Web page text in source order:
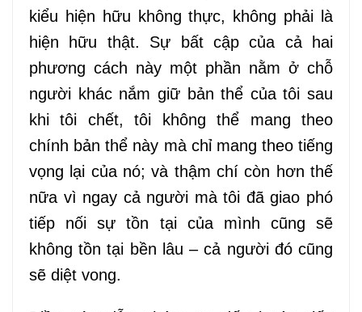
kiểu hiện hữu không thực, không phải là
hiện hữu thật. Sự bất cập của cả hai
phương cách này một phần nằm ở chỗ
người khác nắm giữ bản thể của tôi sau
khi tôi chết, tôi không thể mang theo
chính bản thể này mà chỉ mang theo tiếng
vọng lại của nó; và thậm chí còn hơn thế
nữa vì ngay cả người mà tôi đã giao phó
tiếp nối sự tồn tại của mình cũng sẽ
không tồn tại bền lâu – cả người đó cũng
sẽ diệt vong.